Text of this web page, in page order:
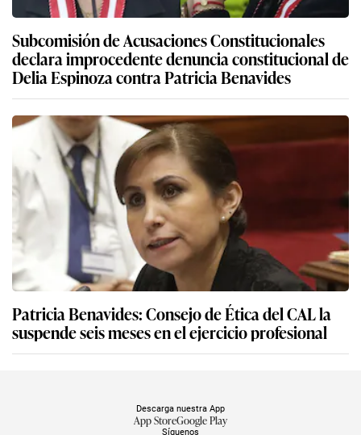
Subcomisión de Acusaciones Constitucionales
declara improcedente denuncia constitucional de
Delia Espinoza contra Patricia Benavides
Patricia Benavides: Consejo de Ética del CAL la
suspende seis meses en el ejercicio profesional
Síguenos
Descarga nuestra App
App StoreGoogle Play